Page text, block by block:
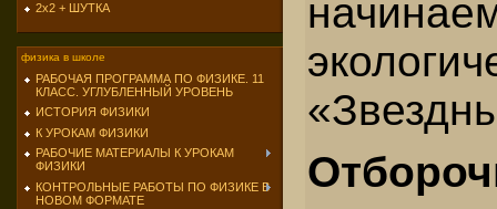
2х2 + ШУТКА
физика в школе
РАБОЧАЯ ПРОГРАММА ПО ФИЗИКЕ. 11
КЛАСС. УГЛУБЛЕННЫЙ УРОВЕНЬ
ИСТОРИЯ ФИЗИКИ
К УРОКАМ ФИЗИКИ
РАБОЧИЕ МАТЕРИАЛЫ К УРОКАМ
ФИЗИКИ
КОНТРОЛЬНЫЕ РАБОТЫ ПО ФИЗИКЕ В
НОВОМ ФОРМАТЕ